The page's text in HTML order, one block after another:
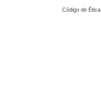
Código de Ética